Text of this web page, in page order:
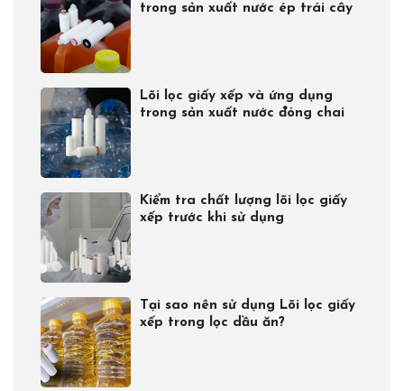
trong sản xuất nước ép trái cây
Lõi lọc giấy xếp và ứng dụng
trong sản xuất nước đóng chai​
Kiểm tra chất lượng lõi lọc giấy
xếp trước khi sử dụng
Tại sao nên sử dụng Lõi lọc giấy
xếp trong lọc dầu ăn?